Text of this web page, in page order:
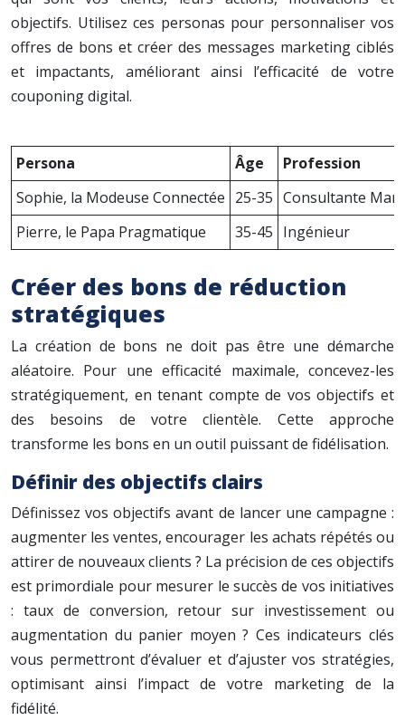
objectifs. Utilisez ces personas pour personnaliser vos
offres de bons et créer des messages marketing ciblés
et impactants, améliorant ainsi l’efficacité de votre
couponing digital.
Persona Âge
Profession
Sophie, la Modeuse Connectée 25-35 Consultante
Pierre, le Papa Pragmatique
35-45 Ingénieur
Créer des bons de réduction
stratégiques
La création de bons ne doit pas être une démarche
aléatoire. Pour une efficacité maximale, concevez-les
stratégiquement, en tenant compte de vos objectifs et
des besoins de votre clientèle. Cette approche
transforme les bons en un outil puissant de fidélisation.
Définir des objectifs clairs
Définissez vos objectifs avant de lancer une campagne :
augmenter les ventes, encourager les achats répétés ou
attirer de nouveaux clients ? La précision de ces objectifs
est primordiale pour mesurer le succès de vos initiatives
: taux de conversion, retour sur investissement ou
augmentation du panier moyen ? Ces indicateurs clés
vous permettront d’évaluer et d’ajuster vos stratégies,
optimisant ainsi l’impact de votre marketing de la
fidélité.